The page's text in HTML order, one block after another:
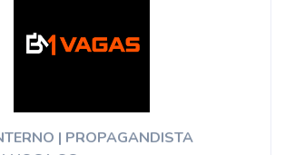
| PROPAGANDISTA